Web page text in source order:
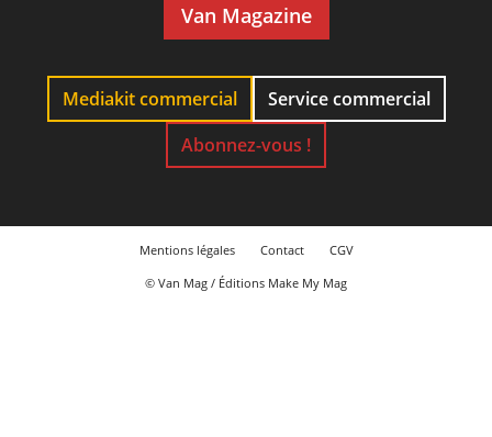
Van Magazine
Mediakit commercial
Service commercial
Abonnez-vous !
Mentions légales Contact
CGV
© Van Mag / Éditions Make My Mag